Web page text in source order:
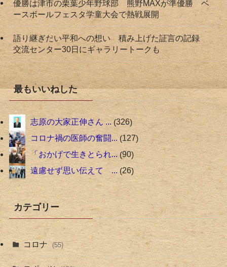
優勝は津市の栗葉少年野球部 熊野MAXが準優勝 ベ
ースボールフェスタ学童大会で熱戦展開
語り継ぎたい平和への想い 積み上げた証言の記録
交流センター30日にギャラリートークも
最もいいねした
志原の大家正伸さん ... 326
コロナ禍の医師の奮闘... 127
「おかげで生きとられ... 90
遠慮せず思い伝えて ... 26
カテゴリー
コロナ (55)